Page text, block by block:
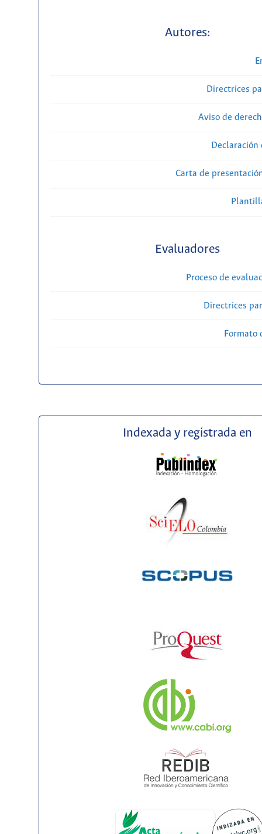
Autores:
Directrices
Aviso de
Carta de
Evaluadores
Proceso de
Directrices
Formato
Indexada y registrada en